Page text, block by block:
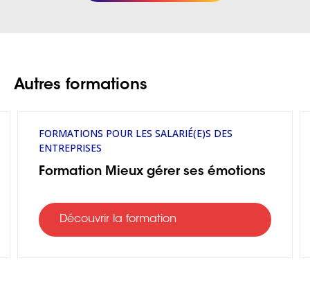
Autres formations
FORMATIONS POUR LES SALARIÉ(E)S DES
ENTREPRISES
Formation Mieux gérer ses émotions
Découvrir la formation